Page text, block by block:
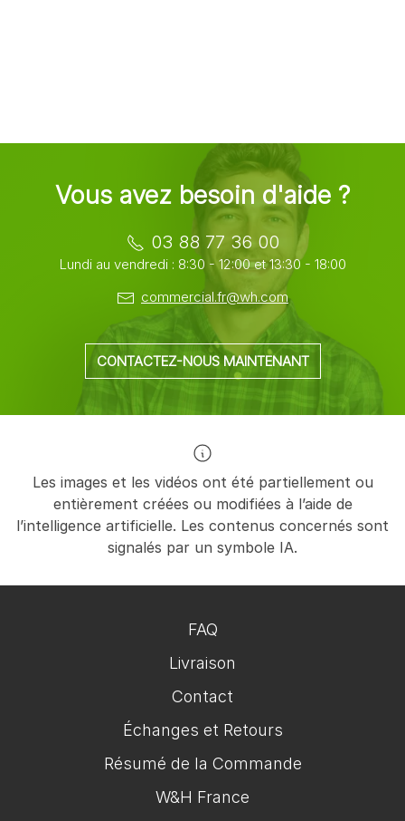
Vous avez besoin d'aide ?
03 88 77 36 00
Lundi au vendredi : 8:30 - 12:00 et 13:30 - 18:00
commercial.fr@wh.com
CONTACTEZ-NOUS MAINTENANT
Les images et les vidéos ont été partiellement ou
entièrement créées ou modifiées à l’aide de
l’intelligence artificielle. Les contenus concernés sont
signalés par un symbole IA.
FAQ
Livraison
Contact
Échanges et Retours
Résumé de la Commande
W&H France